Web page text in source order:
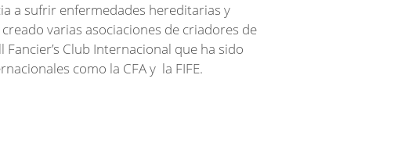
a sufrir enfermedades hereditarias y
varias asociaciones de criadores de
Club Internacional que ha sido
como la CFA y la FIFE.